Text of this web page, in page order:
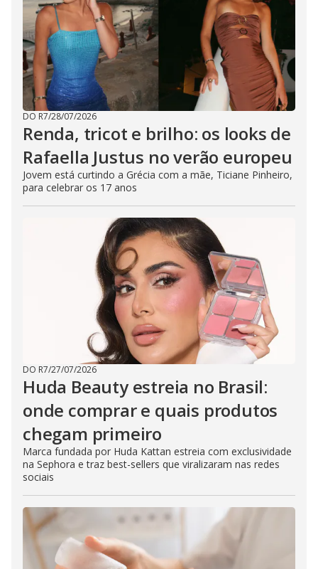
DO R7/28/07/2026
Renda, tricot e brilho: os looks de
Rafaella Justus no verão europeu
Jovem está curtindo a Grécia com a mãe, Ticiane Pinheiro,
para celebrar os 17 anos
DO R7/27/07/2026
Huda Beauty estreia no Brasil:
onde comprar e quais produtos
chegam primeiro
Marca fundada por Huda Kattan estreia com exclusividade
na Sephora e traz best-sellers que viralizaram nas redes
sociais